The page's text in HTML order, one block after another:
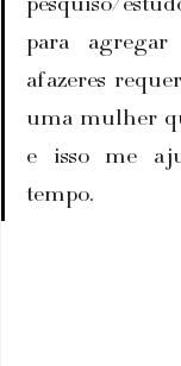
para
afazeres
uma mulher
e isso me
tempo.